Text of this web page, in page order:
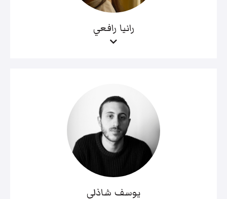
رانيا رافعي
يوسف شاذلي